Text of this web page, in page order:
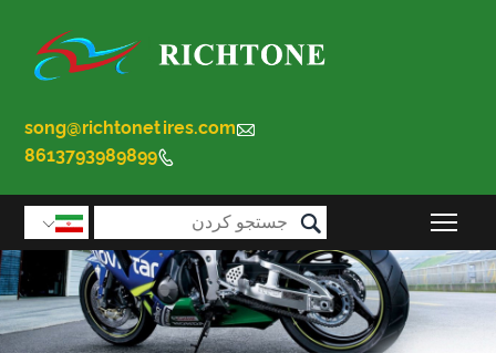

song@richtonetires.com

8613793989899
 
قابلیت مشاهده منوی اصلی را تغییر دهید